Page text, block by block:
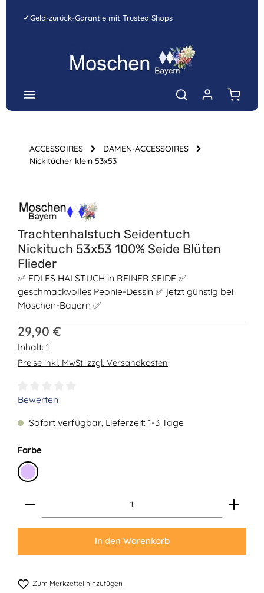
Zum Hauptinhalt springen
✓Geld-zurück-Garantie mit Trusted Shops
ACCESSOIRES
DAMEN-ACCESSOIRES
Nickitücher klein 53x53
Trachtenhalstuch Seidentuch
Nickituch 53x53 100% Seide Blüten
Flieder
✅ EDLES HALSTUCH in REINER SEIDE ✅
geschmackvolles Peonie-Dessin ✅ jetzt günstig bei
Moschen-Bayern ✅
Regulärer Preis:
29,90 €
Inhalt: 1
Preise inkl. MwSt. zzgl. Versandkosten
Durchschnittliche Bewertung von 0 von 5 Sternen
Bewerten
Sofort verfügbar, Lieferzeit: 1-3 Tage
Farbeauswählen
Flieder
Produkt Anzahl: Gib den gewünschten Wert ein
In den Warenkorb
Zum Merkzettel hinzufügen